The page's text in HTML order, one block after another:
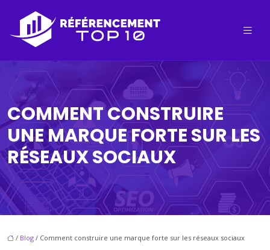
COMMENT CONSTRUIRE
UNE MARQUE FORTE SUR LES
RÉSEAUX SOCIAUX
/ Blog / Comment construire une marque forte sur les réseaux sociaux